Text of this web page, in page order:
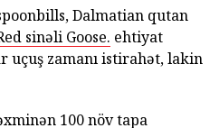
Dalmatian qutan
sinəli Goose. ehtiyat
uçuş zamanı istirahət, lakin
100 növ tapa